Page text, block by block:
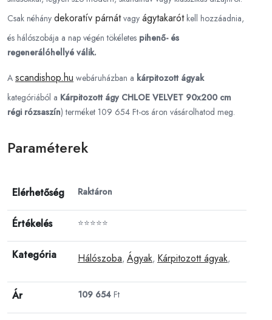
Csak néhány dekoratív párnátvagy ágytakarótkell hozzáadnia,
és hálószobája a nap végén tökéletes pihenő- és
regenerálóhellyé válik.
A scandishop.hu webáruházban a kárpitozott ágyak
kategóriából a Kárpitozott ágy CHLOE VELVET 90x200 cm
régi rózsaszín) terméket 109 654 Ft-os áron vásárolhatod meg.
Paraméterek
Elérhetőség Raktáron
Értékelés ⭐⭐⭐⭐⭐
Kategória Hálószoba, Ágyak, Kárpitozott ágyak,
Ár 109 654 Ft